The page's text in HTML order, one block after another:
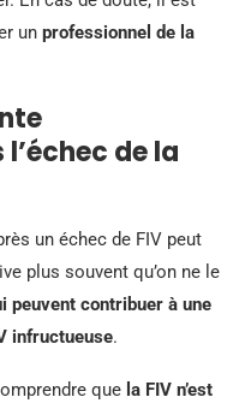
un professionnel de la
de la
un échec de FIV peut
plus souvent qu’on ne le
peuvent contribuer à une
infructueuse.
que la FIV n’est